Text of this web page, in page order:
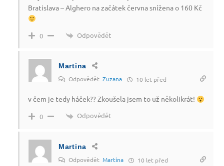
Bratislava – Alghero na začátek června snížena o 160 Kč
0 Odpovědět
Martina
Odpovědět Zuzana 10 let před
v čem je tedy háček?? Zkoušela jsem to už několikrát!
0 Odpovědět
Martina
Odpovědět Martina 10 let před